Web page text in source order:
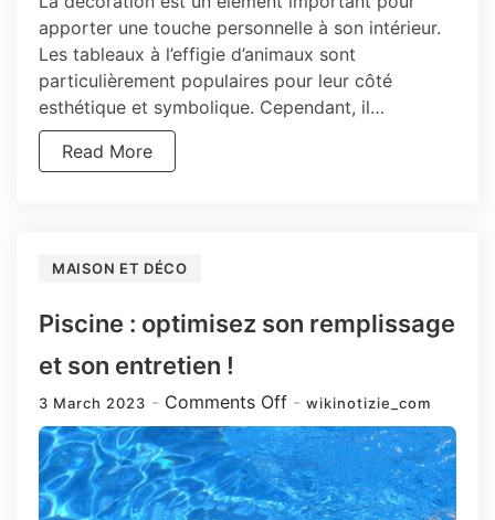
apporter une touche personnelle à son intérieur.
Les tableaux à l’effigie d’animaux sont
particulièrement populaires pour leur côté
esthétique et symbolique. Cependant, il…
Read More
MAISON ET DÉCO
Piscine : optimisez son remplissage
et son entretien !
3 March 2023 Comments Offon
Piscine
:
optimisez
son
wikinotizie_com